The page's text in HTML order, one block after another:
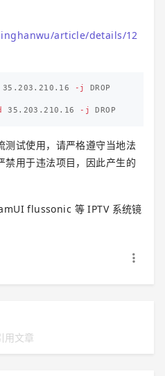
article/details/12
35.203.210.16 -j DROP
35.203.210.16 -j
测试使用，请严格遵守当地法
禁用于违法项目，因此产生的
flussonic 等 IPTV 系统镜
用文章